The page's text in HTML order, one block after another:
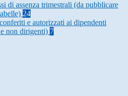
di assenza trimestrali (da pubblicare
24
e autorizzati ai dipendenti
non dirigenti) 7